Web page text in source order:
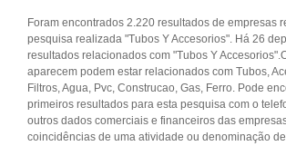
Foram encontrados 2.220 resultados de empresas
pesquisa realizada "Tubos Y Accesorios". Há 26
resultados relacionados com "Tubos Y
aparecem podem estar relacionados com Tubos,
Filtros, Agua, Pvc, Construcao, Gas, Ferro. Pode
primeiros resultados para esta pesquisa com o
outros dados comerciais e financeiros das
coincidências de uma atividade ou denominação